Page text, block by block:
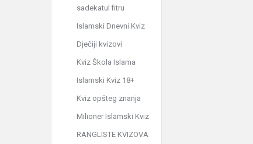
sadekatul fitru
Islamski Dnevni Kviz
Dječiji kvizovi
Kviz Škola Islama
Islamski Kviz 18+
Kviz opšteg znanja
Milioner Islamski Kviz
RANGLISTE KVIZOVA